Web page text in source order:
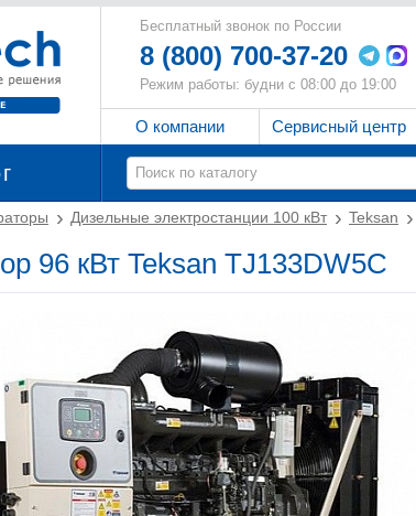
Бесплатный звонок по России
8 (800) 700-37-20
Режим работы: будни с 08:00 до 19:00
О компании Сервисный центр
Дизельные электростанции 100 кВт Teksan
96 кВт Teksan TJ133DW5C